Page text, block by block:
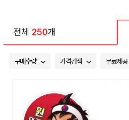
전체 250개
구매수량 가격검색 무료제공